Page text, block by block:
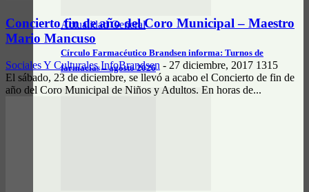
Actualidad General
Círculo Farmacéutico Brandsen informa: Turnos de
farmacias – agosto 2026
Concierto fin de año del Coro Municipal – Maestro
Mario Mancuso
Sociales Y Culturales InfoBrandsen - 27 diciembre, 2017 1315
El sábado, 23 de diciembre, se llevó a acabo el Concierto de fin de
año del Coro Municipal de Niños y Adultos. En horas de...